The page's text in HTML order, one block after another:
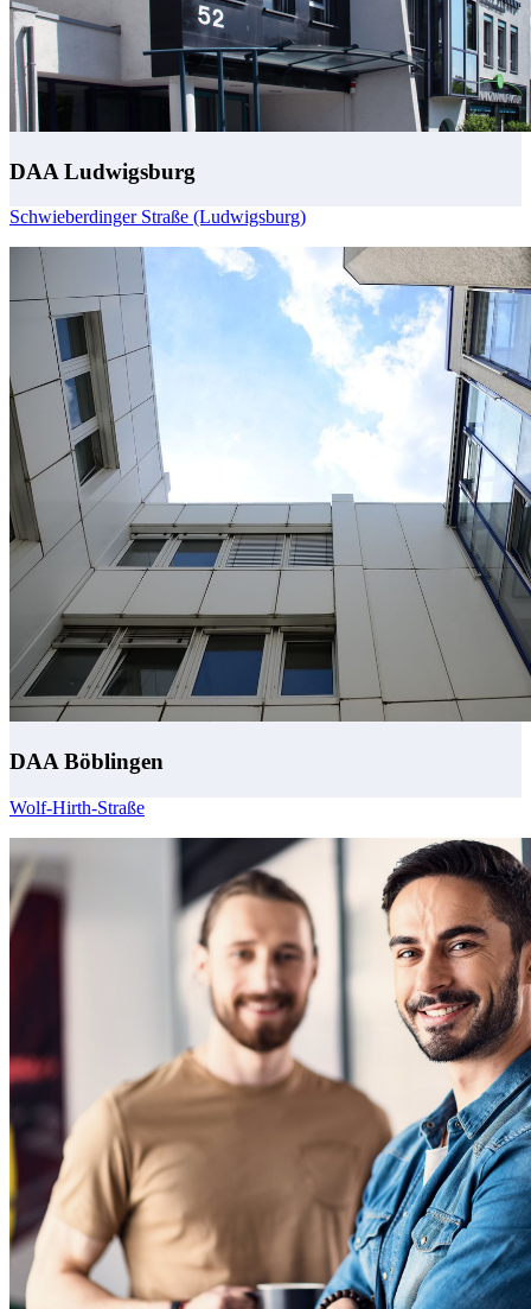
DAA Ludwigsburg
Schwieberdinger Straße (Ludwigsburg)
DAA Böblingen
Wolf-Hirth-Straße